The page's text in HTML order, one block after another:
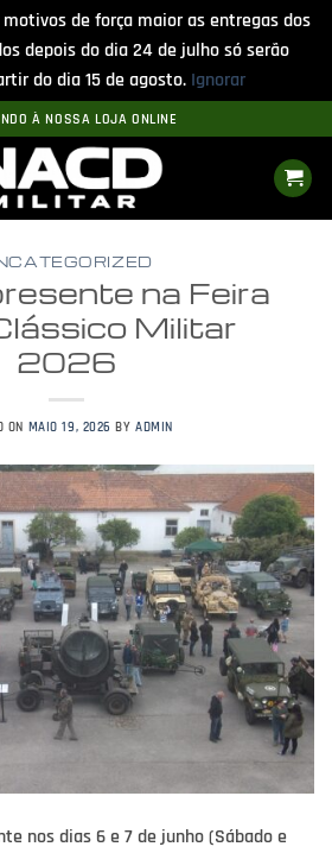
de força maior as entregas dos
depois do dia 24 de julho só serão
do dia 15 de agosto. Ignorar
À NOSSA LOJA ONLINE
na Feira
Militar
2026
ON MAIO 19, 2026 BYADMIN
nos dias 6 e 7 de junho (Sábado e